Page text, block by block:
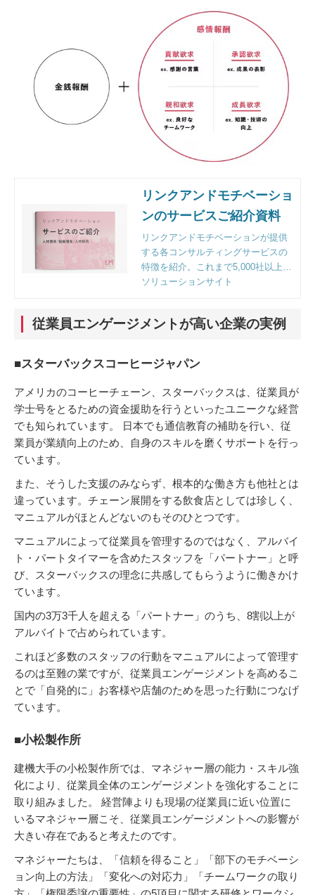
リンクアンドモチベーショ
ンのサービスご紹介資料
リンクアンドモチベーションが提供
する各コンサルティングサービスの
特徴を紹介。これまで5,000社以上の
企業様のご支援をする中で明らかに
ソリューションサイト
従業員エンゲージメントが高い企業の実例
■スターバックスコーヒージャパン
アメリカのコーヒーチェーン、スターバックスは、従業員が
学士号をとるための資金援助を行うといったユニークな経営
でも知られています。 日本でも通信教育の補助を行い、従
業員が業績向上のため、自身のスキルを磨くサポートを行っ
ています。
また、そうした支援のみならず、根本的な働き方も他社とは
違っています。チェーン展開をする飲食店としては珍しく、
マニュアルがほとんどないのもそのひとつです。
マニュアルによって従業員を管理するのではなく、アルバイ
ト・パートタイマーを含めたスタッフを「パートナー」と呼
び、スターバックスの理念に共感してもらうように働きかけ
ています。
国内の3万3千人を超える「パートナー」のうち、8割以上が
アルバイトで占められています。
これほど多数のスタッフの行動をマニュアルによって管理す
るのは至難の業ですが、従業員エンゲージメントを高めるこ
とで「自発的に」お客様や店舗のためを思った行動につなげ
ています。
■小松製作所
建機大手の小松製作所では、マネジャー層の能力・スキル強
化により、従業員全体のエンゲージメントを強化することに
取り組みました。 経営陣よりも現場の従業員に近い位置に
いるマネジャー層こそ、従業員エンゲージメントへの影響が
大きい存在であると考えたのです。
マネジャーたちは、「信頼を得ること」「部下のモチベーシ
ョン向上の方法」「変化への対応力」「チームワークの取り